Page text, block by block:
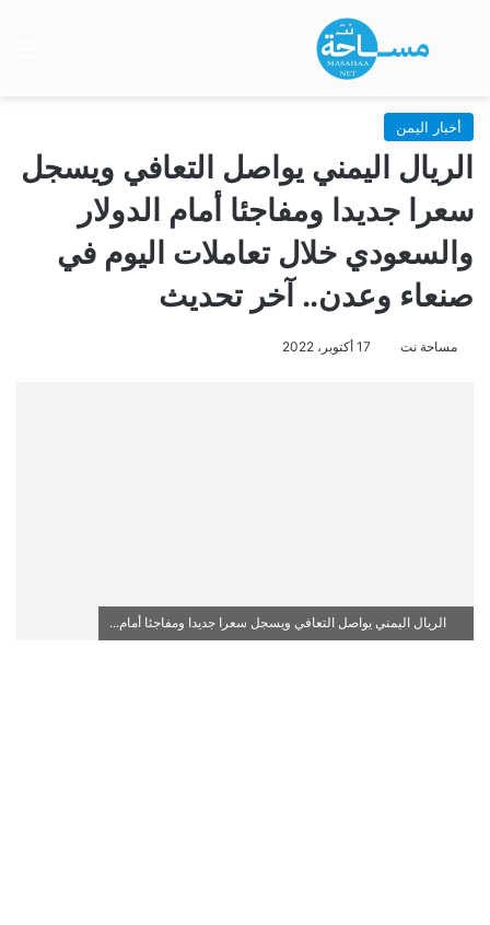
بحث عن
أخبار اليمن
الريال اليمني يواصل التعافي ويسجل
سعرا جديدا ومفاجئا أمام الدولار
والسعودي خلال تعاملات اليوم في
صنعاء وعدن.. آخر تحديث
مساحة نت 17 أكتوبر، 2022
الريال اليمني يواصل التعافي ويسجل سعرا جديدا ومفاجئا أمام...